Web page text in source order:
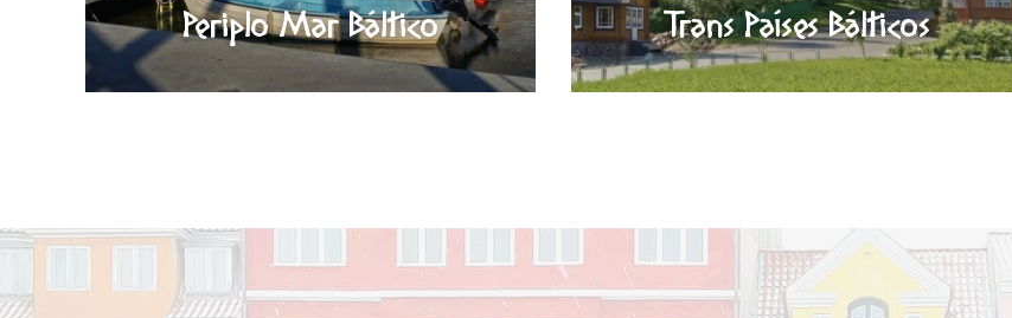
Periplo Mar Báltico Trans Países Bálticos